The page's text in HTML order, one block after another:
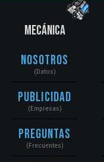
MECÁNICA
Nosotros
(Datos)
Publicidad
(Empresas)
Preguntas
(Frecuentes)